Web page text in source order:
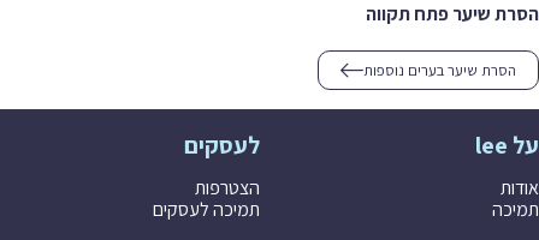
הסרת שיער פתח תקווה
הסרת שיער בערים נוספות
על lee
אודות
תמיכה
לעסקים
הצטרפות
תמיכה לעסקים